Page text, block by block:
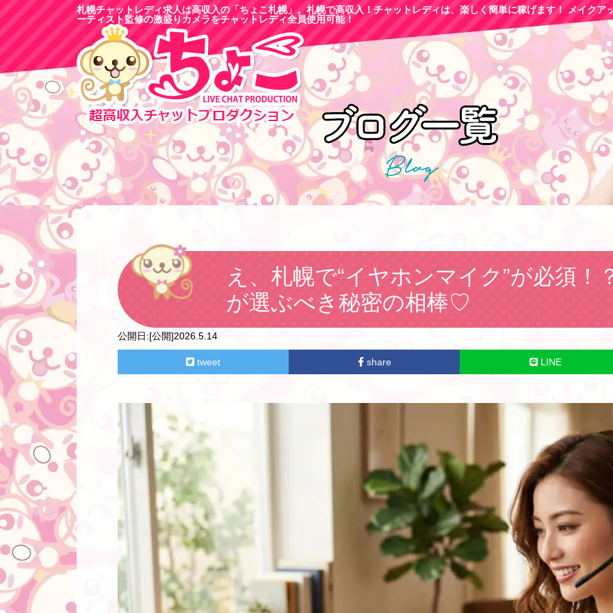
札幌チャットレディ求人は高収入の「ちょこ札幌」。札幌で高収入！チャットレディは、楽しく簡単に稼げます！ メイクア
ーティスト監修の激盛りカメラをチャットレディ全員使用可能！
え、札幌で“イヤホンマイク”が必須！
が選ぶべき秘密の相棒♡
公開日:[公開]2026.5.14
tweet share LINE